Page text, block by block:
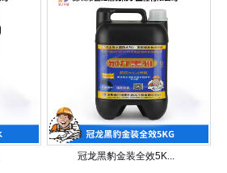
冠龙黑豹金装全效5K...